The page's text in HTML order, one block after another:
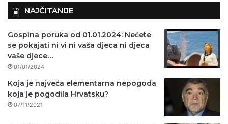
NAJČITANIJE
Gospina poruka od 01.01.2024: Nećete
se pokajati ni vi ni vaša djeca ni djeca
vaše djece…
01/01/2024
Koja je najveća elementarna nepogoda
koja je pogodila Hrvatsku?
07/11/2021